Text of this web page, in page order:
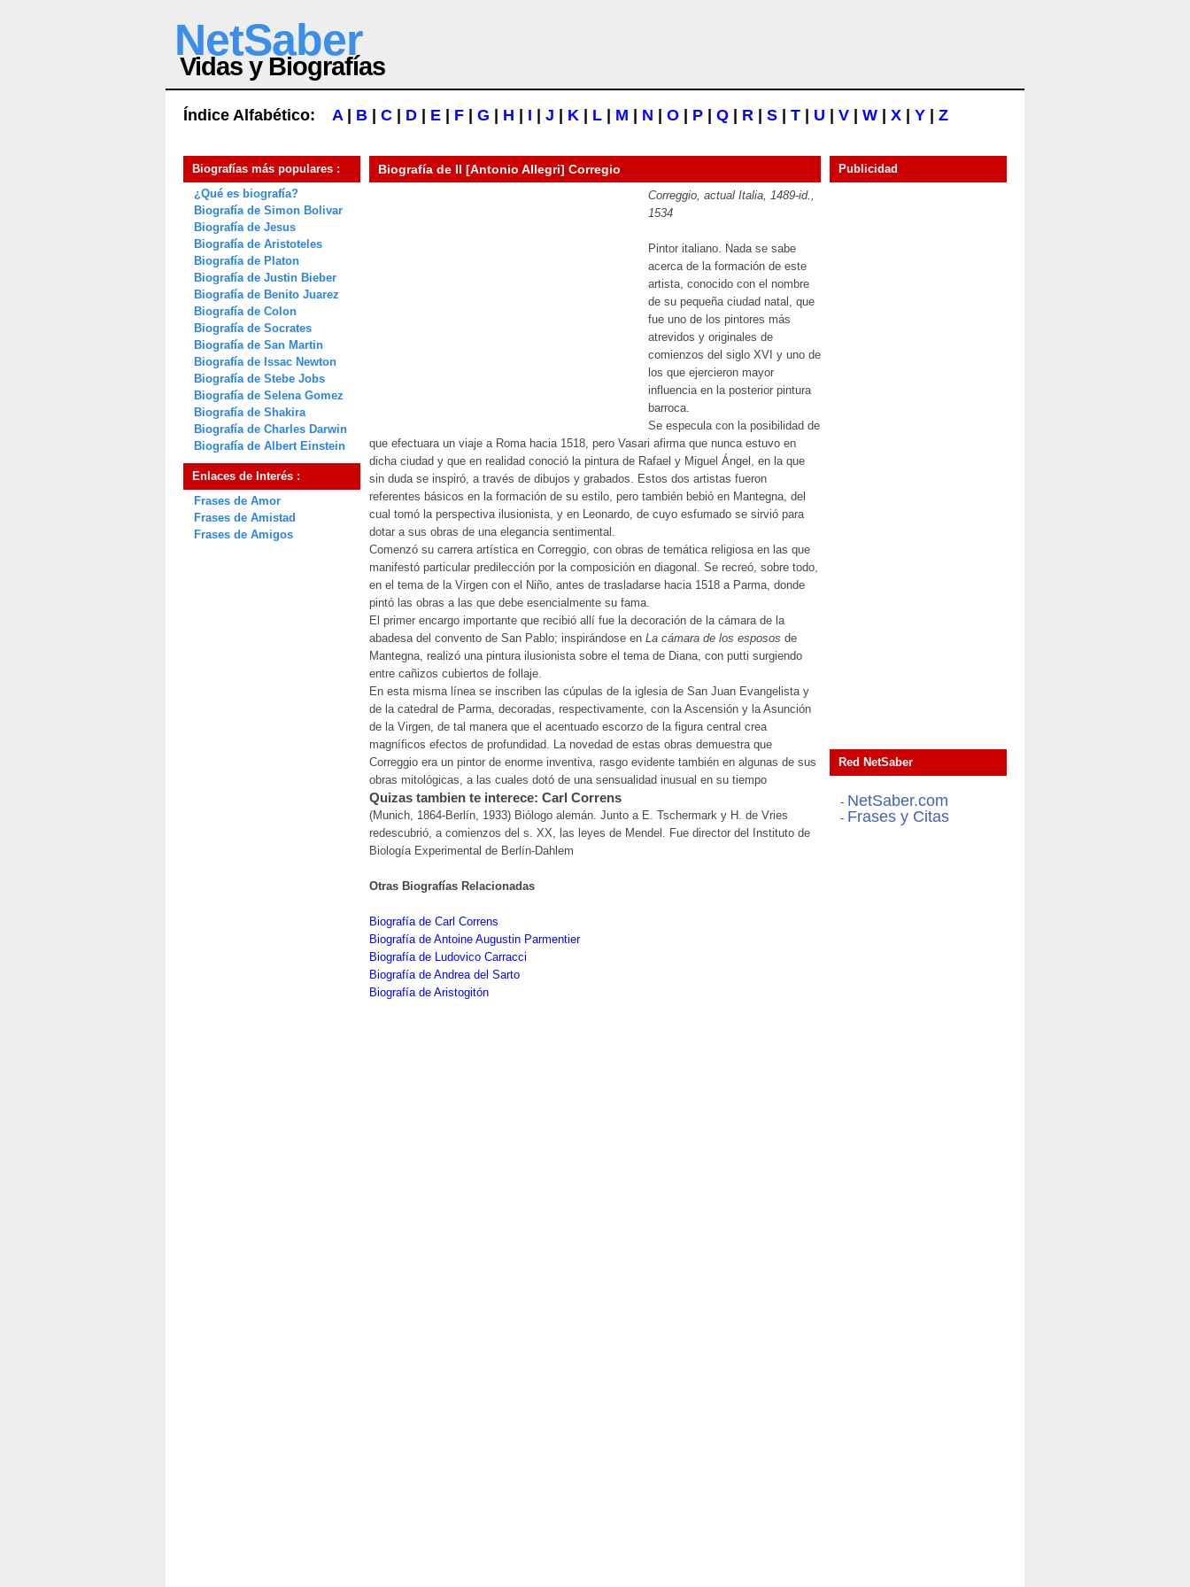
NetSaber
Vidas y Biografías
Índice Alfabético: A| B C D E F G H I J K L M N O P Q R S T U V W X Y Z
Biografías más populares :
¿Qué es biografía?
Biografía de Simon Bolivar
Biografía de Jesus
Biografía de Aristoteles
Biografía de Platon
Biografía de Justin Bieber
Biografía de Benito Juarez
Biografía de Colon
Biografía de Socrates
Biografía de San Martin
Biografía de Issac Newton
Biografía de Stebe Jobs
Biografía de Selena Gomez
Biografía de Shakira
Biografía de Charles Darwin
Biografía de Albert Einstein
Enlaces de Interés :
Frases de Amor
Frases de Amistad
Frases de Amigos
Biografía de Il [Antonio Allegri] Corregio
Correggio, actual Italia, 1489-id.,
1534
Pintor italiano. Nada se sabe
acerca de la formación de este
artista, conocido con el nombre
de su pequeña ciudad natal, que
fue uno de los pintores más
atrevidos y originales de
comienzos del siglo XVI y uno de
los que ejercieron mayor
influencia en la posterior pintura
barroca.
Se especula con la posibilidad de
que efectuara un viaje a Roma hacia 1518, pero Vasari afirma que nunca estuvo en
dicha ciudad y que en realidad conoció la pintura de Rafael y Miguel Ángel, en la que
sin duda se inspiró, a través de dibujos y grabados. Estos dos artistas fueron
referentes básicos en la formación de su estilo, pero también bebió en Mantegna, del
cual tomó la perspectiva ilusionista, y en Leonardo, de cuyo esfumado se sirvió para
dotar a sus obras de una elegancia sentimental.
Comenzó su carrera artística en Correggio, con obras de temática religiosa en las que
manifestó particular predilección por la composición en diagonal. Se recreó, sobre todo,
en el tema de la Virgen con el Niño, antes de trasladarse hacia 1518 a Parma, donde
pintó las obras a las que debe esencialmente su fama.
El primer encargo importante que recibió allí fue la decoración de la cámara de la
abadesa del convento de San Pablo; inspirándose en La cámara de los esposos de
Mantegna, realizó una pintura ilusionista sobre el tema de Diana, con putti surgiendo
entre cañizos cubiertos de follaje.
En esta misma línea se inscriben las cúpulas de la iglesia de San Juan Evangelista y
de la catedral de Parma, decoradas, respectivamente, con la Ascensión y la Asunción
de la Virgen, de tal manera que el acentuado escorzo de la figura central crea
magníficos efectos de profundidad. La novedad de estas obras demuestra que
Correggio era un pintor de enorme inventiva, rasgo evidente también en algunas de sus
obras mitológicas, a las cuales dotó de una sensualidad inusual en su tiempo
Quizas tambien te interece: Carl Correns
(Munich, 1864-Berlín, 1933) Biólogo alemán. Junto a E. Tschermark y H. de Vries
redescubrió, a comienzos del s. XX, las leyes de Mendel. Fue director del Instituto de
Biología Experimental de Berlín-Dahlem
Otras Biografías Relacionadas
Biografía de Carl Correns
Biografía de Antoine Augustin Parmentier
Biografía de Ludovico Carracci
Biografía de Andrea del Sarto
Biografía de Aristogitón
Publicidad
Red NetSaber
- NetSaber.com
- Frases y Citas